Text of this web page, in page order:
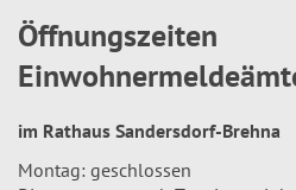
Öffnungszeiten
im Rathaus Sandersdorf-Brehna
Montag: geschlossen